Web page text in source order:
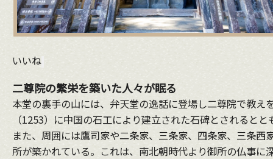
いいね
二尊院の繁栄を築いた人々が眠る
本堂の裏手の山には、弁天堂の逸話に登場し二尊院で教
（1253）に中国の石工により建立された石碑とされると
また、周囲には鷹司家や二条家、三条家、四条家、三条
所が築かれている。これは、南北朝時代より御所の仏事